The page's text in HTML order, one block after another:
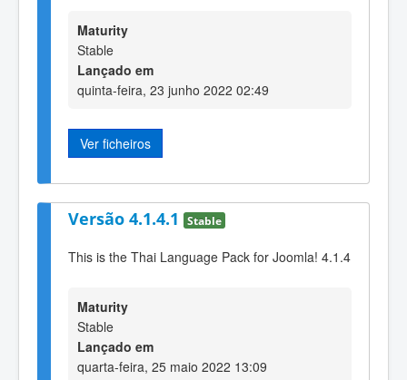
Maturity
Stable
Lançado em
quinta-feira, 23 junho 2022 02:49
Ver ficheiros
Versão 4.1.4.1 Stable
This is the Thai Language Pack for Joomla! 4.1.4
Maturity
Stable
Lançado em
quarta-feira, 25 maio 2022 13:09